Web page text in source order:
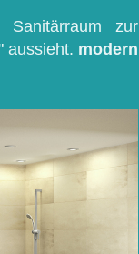
zur
aussieht. modern